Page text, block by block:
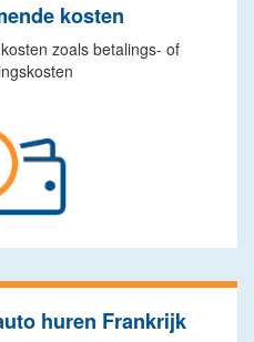
kosten
zoals betalings- of
huren Frankrijk